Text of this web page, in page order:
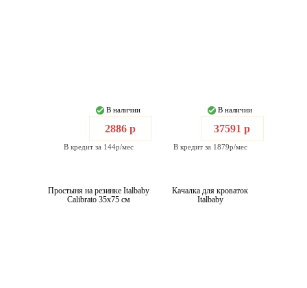
В наличии
2886 р
В кредит за 144р/мес
В наличии
37591 р
В кредит за 1879р/мес
Простыня на резинке Italbaby
Calibrato 35x75 см
Качалка для кроваток
Italbaby